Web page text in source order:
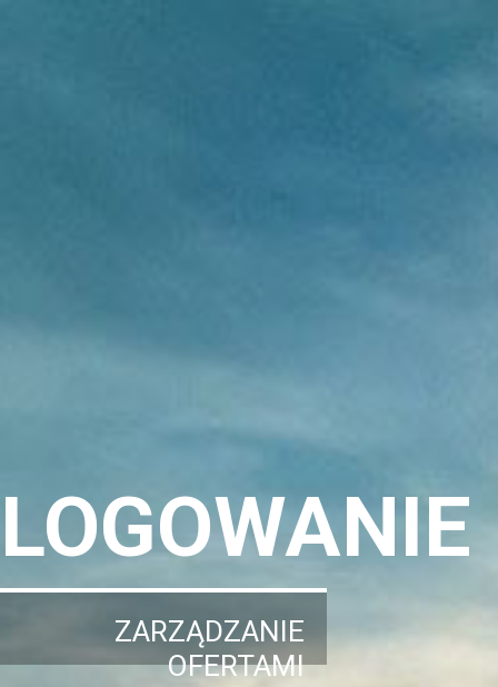
LOGOWANIE
ZARZĄDZANIE
OFERTAMI